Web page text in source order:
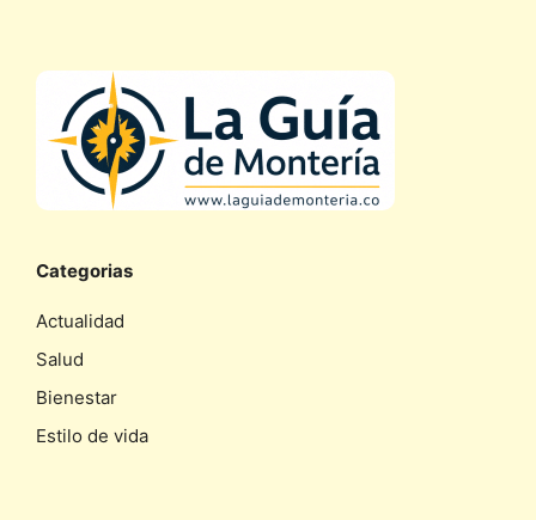
Categorias
Actualidad
Salud
Bienestar
Estilo de vida